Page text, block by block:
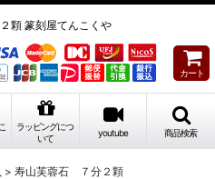
顆 篆刻屋てんこくや
カート
ラッピングにつ
いて
youtube 商品検索
> 寿山芙蓉石 ７分２顆